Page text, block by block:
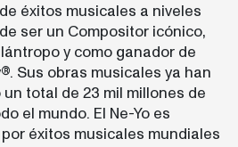
éxitos musicales a niveles
ser un Compositor icónico,
y como ganador de
Sus obras musicales ya han
total de 23 mil millones de
el mundo. El Ne-Yo es
éxitos musicales mundiales